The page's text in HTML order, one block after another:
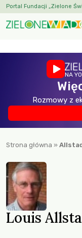
Portal Fundacji „Zielone
NA
Rozmowy z
Strona główna »
Louis